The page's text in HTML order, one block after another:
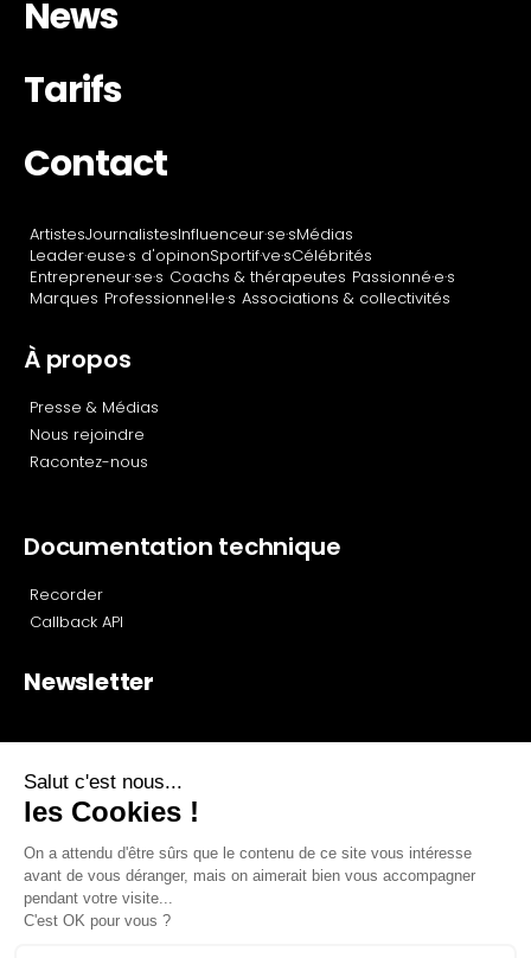
News
Tarifs
Contact
ArtistesJournalistesInfluenceur·se·sMédias
Leader·euse·s d'opinonSportif·ve·sCélébrités
Entrepreneur·se·s Coachs & thérapeutes Passionné·e·s
Marques Professionnel·le·s Associations & collectivités
À propos
Presse & Médias
Nous rejoindre
Racontez-nous
Documentation technique
Recorder
Callback API
Newsletter